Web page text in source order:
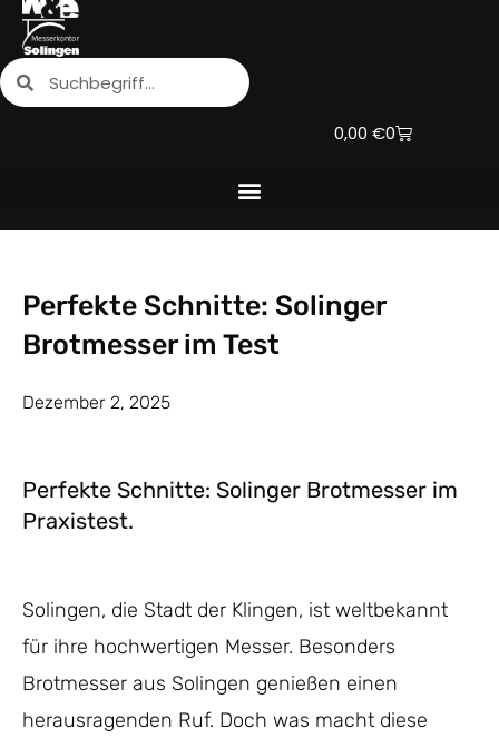
Zum
Inhalt
springen
SucheSuche
0,00 €0
Warenkorb
Perfekte Schnitte: Solinger
Brotmesser im Test
Dezember 2, 2025
Perfekte Schnitte: Solinger Brotmesser im
Praxistest.
Solingen, die Stadt der Klingen, ist weltbekannt
für ihre hochwertigen Messer. Besonders
Brotmesser aus Solingen genießen einen
herausragenden Ruf. Doch was macht diese